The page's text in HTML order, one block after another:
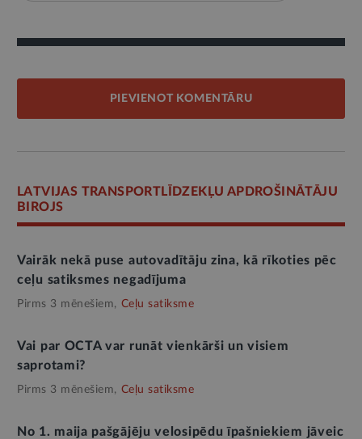
PIEVIENOT KOMENTĀRU
LATVIJAS TRANSPORTLĪDZEKĻU APDROŠINĀTĀJU
BIROJS
Vairāk nekā puse autovadītāju zina, kā rīkoties pēc
ceļu satiksmes negadījuma
Pirms 3 mēnešiem, Ceļu satiksme
Vai par OCTA var runāt vienkārši un visiem
saprotami?
Pirms 3 mēnešiem, Ceļu satiksme
No 1. maija pašgājēju velosipēdu īpašniekiem jāveic